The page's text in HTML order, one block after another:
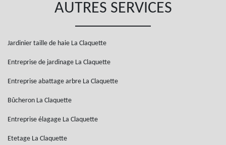
AUTRES SERVICES
Jardinier taille de haie La Claquette
Entreprise de jardinage La Claquette
Entreprise abattage arbre La Claquette
Bûcheron La Claquette
Entreprise élagage La Claquette
Etetage La Claquette